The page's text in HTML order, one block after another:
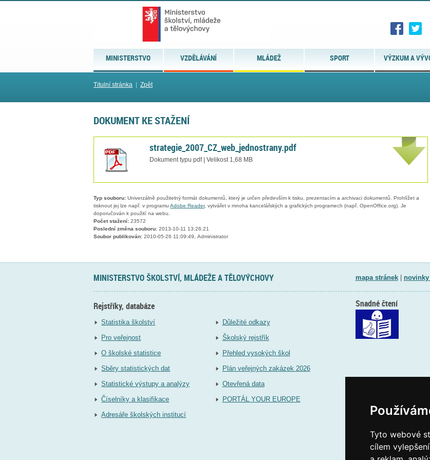
Tyto webové
cílem
MINISTERSTVO VZDĚLÁVÁNÍ MLÁDEŽ SPORT VÝZKUM A
Titulní stránka Zpět
DOKUMENT KE STAŽENÍ
strategie_2007_CZ_web_jednostrany.pdf
Dokument typu pdf | Velikost 1,68 MB
Typ souboru: Univerzálně použitelný formát dokumentů, který je určen především k tisku, prezentacím a archivaci dokumentů. Prohlížet a
tisknout jej lze např. v programu Adobe Reader, vytvářet v mnoha kancelářských a grafických programech (např. OpenOffice.org). Je
doporučován k použití na webu.
Počet stažení: 23572
Poslední změna souboru: 2013-10-11 13:26:21
Soubor publikován: 2010-05-26 11:09:49, Administrator
MINISTERSTVO ŠKOLSTVÍ, MLÁDEŽE A TĚLOVÝCHOVY mapa stránek| novinky
Rejstříky, databáze
Statistika školství
Pro veřejnost
O školské statistice
Sběry statistických dat
Statistické výstupy a analýzy
Číselníky a klasifikace
Adresáře školských institucí
Důležité odkazy
Školský rejstřík
Přehled vysokých škol
Plán veřejných zakázek 2026
Otevřená data
PORTÁL YOUR EUROPE
Snadné čtení